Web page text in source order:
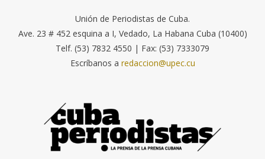
Unión de Periodistas de Cuba.
Ave. 23 # 452 esquina a I, Vedado, La Habana Cuba (10400)
Telf. (53) 7832 4550 | Fax: (53) 7333079
Escríbanos a redaccion@upec.cu